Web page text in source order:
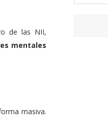
de las NII,
mentales
masiva.